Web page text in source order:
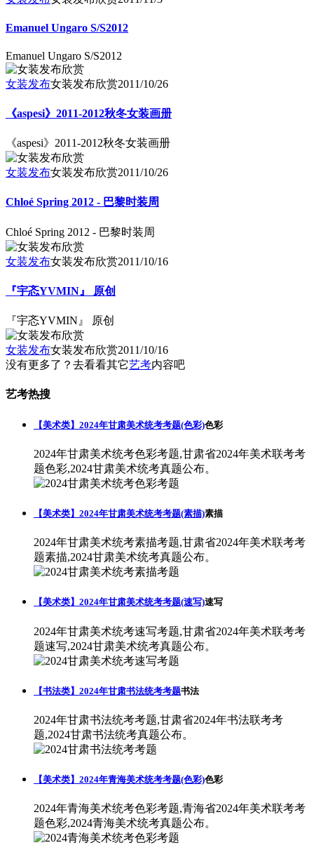
Emanuel Ungaro S/S2012
Emanuel Ungaro S/S2012
女装发布女装发布欣赏2011/10/26
《aspesi》2011-2012秋冬女装画册
《aspesi》2011-2012秋冬女装画册
女装发布女装发布欣赏2011/10/26
Chloé Spring 2012 - 巴黎时装周
Chloé Spring 2012 - 巴黎时装周
女装发布女装发布欣赏2011/10/16
『宇忞YVMIN』 原创
『宇忞YVMIN』 原创
女装发布女装发布欣赏2011/10/16
没有更多了？去看看其它艺考内容吧
艺考热搜
【美术类】2024年甘肃美术统考考题(色彩)色彩
2024年甘肃美术统考色彩考题,甘肃省2024年美术联考考
题色彩,2024甘肃美术统考真题公布。
【美术类】2024年甘肃美术统考考题(素描)素描
2024年甘肃美术统考素描考题,甘肃省2024年美术联考考
题素描,2024甘肃美术统考真题公布。
【美术类】2024年甘肃美术统考考题(速写)速写
2024年甘肃美术统考速写考题,甘肃省2024年美术联考考
题速写,2024甘肃美术统考真题公布。
【书法类】2024年甘肃书法统考考题书法
2024年甘肃书法统考考题,甘肃省2024年书法联考考
题,2024甘肃书法统考真题公布。
【美术类】2024年青海美术统考考题(色彩)色彩
2024年青海美术统考色彩考题,青海省2024年美术联考考
题色彩,2024青海美术统考真题公布。